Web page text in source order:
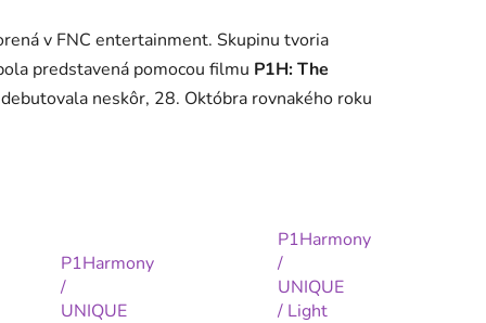
v FNC entertainment. Skupinu tvoria
predstavená pomocou filmu P1H: The
neskôr, 28. Októbra rovnakého roku
P1Harmony
/
UNIQUE
P1Harmony
/
UNIQUE
/ Light